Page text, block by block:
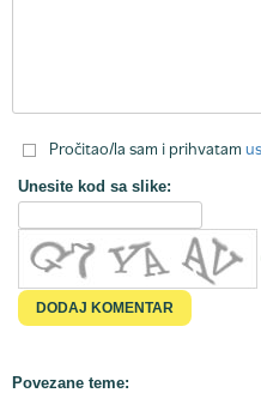
Pročitao/la sam i prihvatam
Unesite kod sa slike:
Povezane teme: